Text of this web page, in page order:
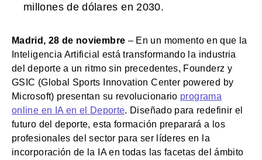
millones de dólares en 2030.
Madrid, 28 de noviembre – En un momento en que la
Inteligencia Artificial está transformando la industria
del deporte a un ritmo sin precedentes, Founderz y
GSIC (Global Sports Innovation Center powered by
Microsoft) presentan su revolucionario programa
online en IA en el Deporte. Diseñado para redefinir el
futuro del deporte, esta formación preparará a los
profesionales del sector para ser líderes en la
incorporación de la IA en todas las facetas del ámbito